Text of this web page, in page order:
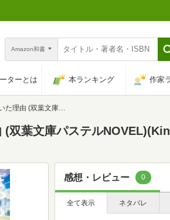
Amazon和書
ターとは 本ランキング 作家
双葉文庫パステルNOVEL)
(双葉文庫パステル
感想・レビュー 0
全て表示 ネタバレ